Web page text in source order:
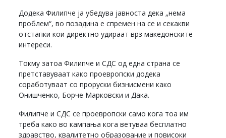
Додека Филипче ја убедува јавноста дека „нема
проблем“, во позадина е спремен на се и секакви
отстапки кои директно удираат врз македонските
интереси.
Токму затоa Филипче и СДС од една страна се
претставуваат како проевропски додека
соработуваат со проруски бизнисмени како
Онишченко, Борче Марковски и Дака.
Филипче и СДС се проевропски само кога тоа им
треба како во кампања кога ветуваа бесплатно
здравство, квалитетно образование и повисоки